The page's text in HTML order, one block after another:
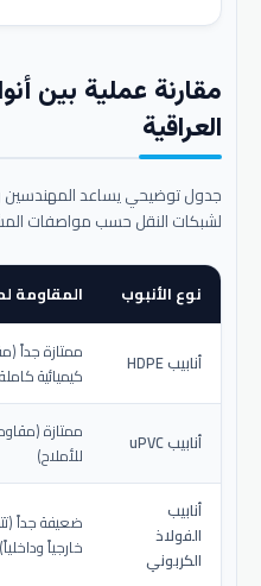
مقارنة عملية بين
العراقية
جدول توضيحي يساعد المهندسين
لشبكات النقل حسب مواصفات
نوع الأنبوب المقاومة
أنابيب HDPE
ممتازة جداً
كيميائية
أنابيب uPVC
ممتازة
للأملاح)
أنابيب
الفولاذ
الكربوني
ضعيفة جداً
خارجياً وداخلياً)